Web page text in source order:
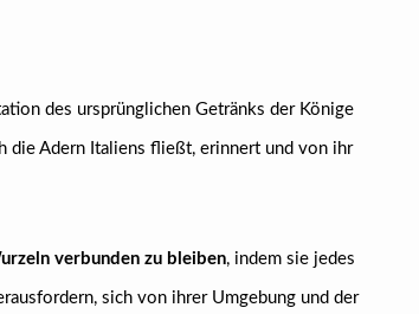
des ursprünglichen Getränks der Könige
die Adern Italiens fließt, erinnert und von ihr
verbunden zu bleiben, indem sie jedes
sich von ihrer Umgebung und der